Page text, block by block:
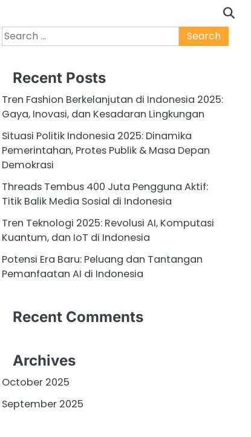
Search
for:
Recent Posts
Tren Fashion Berkelanjutan di Indonesia 2025:
Gaya, Inovasi, dan Kesadaran Lingkungan
Situasi Politik Indonesia 2025: Dinamika
Pemerintahan, Protes Publik & Masa Depan
Demokrasi
Threads Tembus 400 Juta Pengguna Aktif:
Titik Balik Media Sosial di Indonesia
Tren Teknologi 2025: Revolusi AI, Komputasi
Kuantum, dan IoT di Indonesia
Potensi Era Baru: Peluang dan Tantangan
Pemanfaatan AI di Indonesia
Recent Comments
Archives
October 2025
September 2025